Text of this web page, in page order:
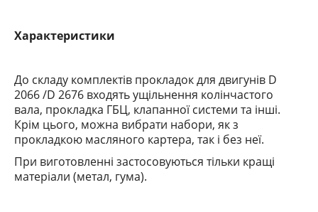
Характеристики
До складу комплектів прокладок для двигунів D
2066 /D 2676 входять ущільнення колінчастого
вала, прокладка ГБЦ, клапанної системи та інші.
Крім цього, можна вибрати набори, як з
прокладкою масляного картера, так і без неї.
При виготовленні застосовуються тільки кращі
матеріали (метал, гума).